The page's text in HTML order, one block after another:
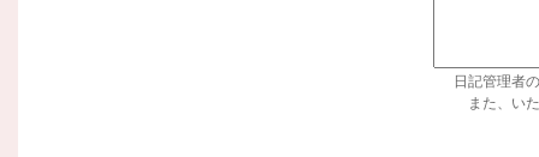
日記管理者
また、い